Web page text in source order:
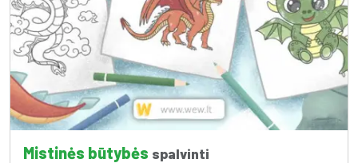
Mistinės būtybės spalvinti